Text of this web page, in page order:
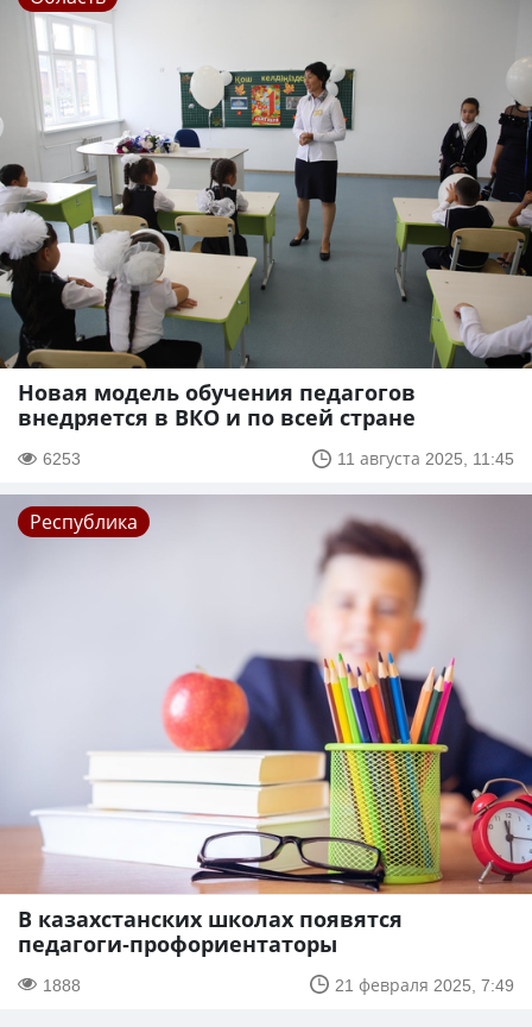
Новая модель обучения педагогов
внедряется в ВКО и по всей стране
6253 11 августа 2025, 11:45
Республика
В казахстанских школах появятся
педагоги-профориентаторы
1888 21 февраля 2025, 7:49